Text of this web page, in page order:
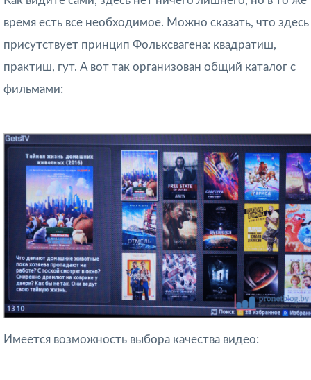
время есть все необходимое. Можно сказать, что здесь
присутствует принцип Фольксвагена: квадратиш,
практиш, гут. А вот так организован общий каталог с
фильмами:
Имеется возможность выбора качества видео: